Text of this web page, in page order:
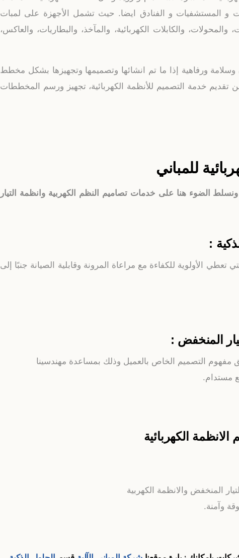
و المستشفيات و الفنادق ايضا. حيث تشمل الأجهزة على لمبات
والمحولات، والكابلات الكهربائية، والمآخذ، والبطاريات، والعاكس،
ورفاهية إذا ما تم انشائها وتصميمها وتجهيزها بشكل مخطط
تقديم خدمة التصميم للأنظمة الكهربائية، تجهيز ورسم المخططات
للمباني
الضوء هنا على خدمات تصاميم النظم الكهربية وانظمة التيار
تعطي الأولوية للكفاءة مع مراعاة المرونة وقابلية الصيانة جنبًا إلى
مفهوم التصميم الخاص بالعميل وذلك بمساعدة مهندسينا
مستدام.
الكهربائية
المنخفض والانظمة الكهربية
وآمنة.